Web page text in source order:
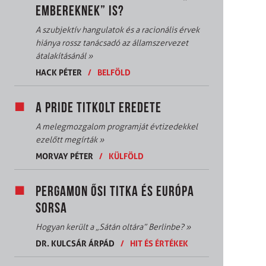
EMBEREKNEK” IS?
A szubjektív hangulatok és a racionális érvek
hiánya rossz tanácsadó az államszervezet
átalakításánál»
HACK PÉTER
/ BELFÖLD
A PRIDE TITKOLT EREDETE
A melegmozgalom programját évtizedekkel
ezelőtt megírták»
MORVAY PÉTER
/ KÜLFÖLD
PERGAMON ŐSI TITKA ÉS EURÓPA
SORSA
Hogyan került a „Sátán oltára” Berlinbe?»
DR. KULCSÁR ÁRPÁD
/ HIT ÉS ÉRTÉKEK